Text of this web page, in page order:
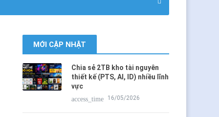
MỚI CẬP NHẬT
Chia sẻ 2TB kho tài nguyên
thiết kế (PTS, AI, ID) nhiều lĩnh
vực
access_time
16/05/2026